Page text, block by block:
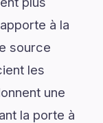
à la
source
les
une
la porte à